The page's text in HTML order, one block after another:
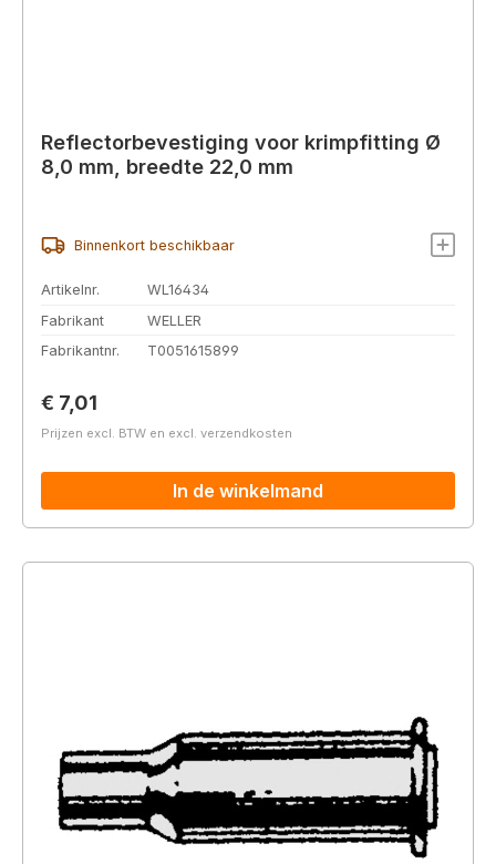
Reflectorbevestiging voor krimpfitting Ø
8,0 mm, breedte 22,0 mm
Binnenkort beschikbaar
Artikelnr.
WL16434
Fabrikant
WELLER
Fabrikantnr.
T0051615899
Normale prijs:
€ 7,01
Prijzen excl. BTW en excl. verzendkosten
In de winkelmand